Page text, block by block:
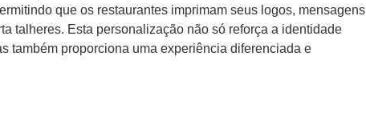
que os restaurantes imprimam seus logos, mensagens
talheres. Esta personalização não só reforça a identidade
também proporciona uma experiência diferenciada e